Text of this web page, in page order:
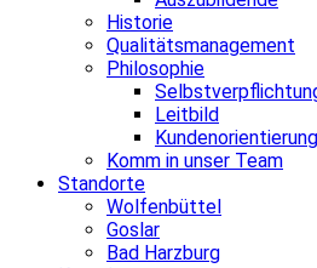
Historie
Qualitätsmanagement
Philosophie
Leitbild
Kundenorientierung
Komm in unser Team
Standorte
Wolfenbüttel
Goslar
Bad Harzburg